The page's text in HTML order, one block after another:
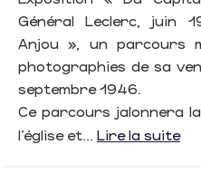
Général Leclerc, juin
Anjou », un parcours
photographies de sa
septembre 1946.
Ce parcours jalonnera
l’église et... Lire la suite